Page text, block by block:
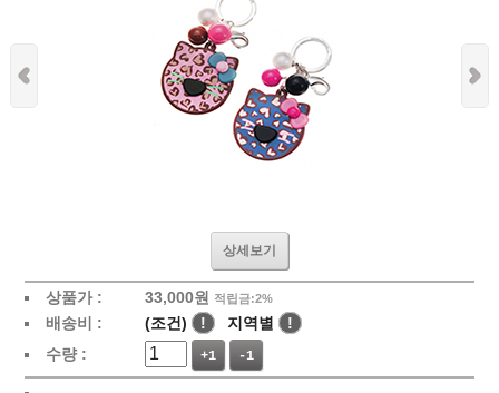
상세보기
상품가 : 33,000원 적립금:2%
배송비 : (조건) ! 지역별
!
수량 :
+1 -1